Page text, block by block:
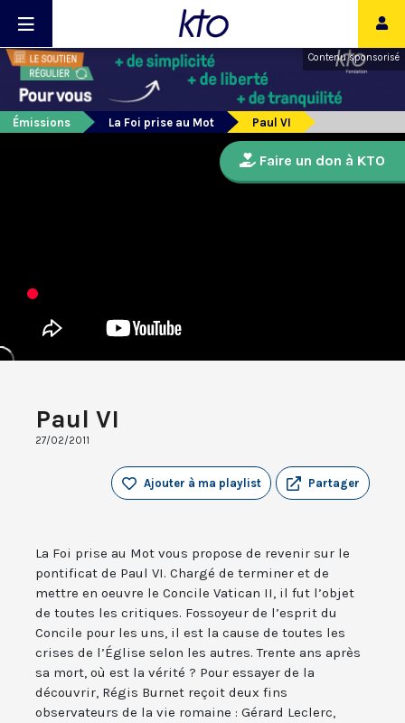
Contenu sponsorisé
Émissions La Foi prise au Mot Paul VI
Paul VI
27/02/2011
Partager
Ajouter à ma playlist
La Foi prise au Mot vous propose de revenir sur le
pontificat de Paul VI. Chargé de terminer et de
mettre en oeuvre le Concile Vatican II, il fut l’objet
de toutes les critiques. Fossoyeur de l’esprit du
Concile pour les uns, il est la cause de toutes les
crises de l’Église selon les autres. Trente ans après
sa mort, où est la vérité ? Pour essayer de la
découvrir, Régis Burnet reçoit deux fins
observateurs de la vie romaine : Gérard Leclerc,
Faire un don à KTO